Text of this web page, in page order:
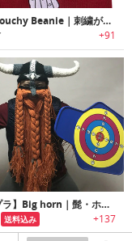
Skull Slouchy Beanie｜刺繍がワンポイントのレディースビーニー帽
+91
【プチプラ】Big horn｜髭・ホーン付きのバイキングスタイルのニット帽
送料込み +137